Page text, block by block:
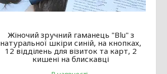
Жіночий зручний гаманець "Blu" з
натуральної шкіри синій, на кнопках,
12 відділень для візиток та карт, 2
кишені на блискавці